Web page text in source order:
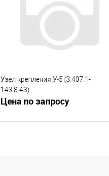
В избранное
Под заказ
Узел крепления У-5 (3.407.1-
143.8.43)
Цена по запросу